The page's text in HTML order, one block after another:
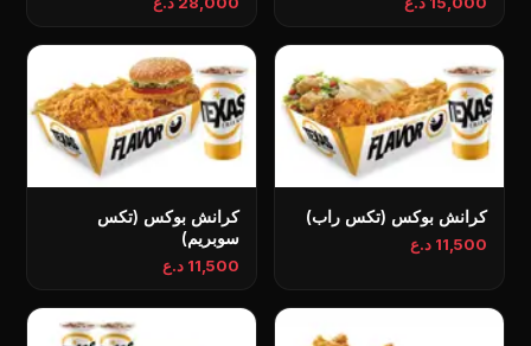
كرانش بوكس (تكس راب)
11,500 د.ع
كرانش بوكس (تكس
سوبريم)
11,500 د.ع